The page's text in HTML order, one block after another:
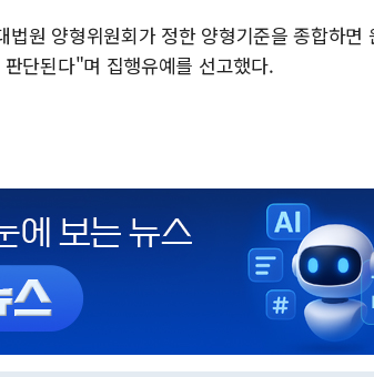
원 양형위원회가 정한 양형기준을 종합하면
단된다"며 집행유예를 선고했다.